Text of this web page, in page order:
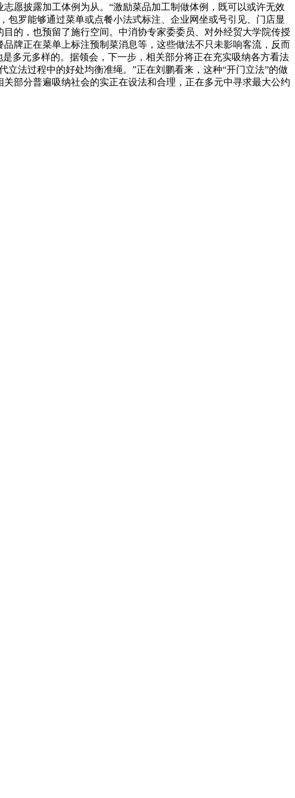
愿披露加工体例为从。“激励菜品加工制做体例，既可以或许无效
罗能够通过菜单或点餐小法式标注、企业网坐或号引见、门店显
的，也预留了施行空间。中消协专家委委员、对外经贸大学院传授
牌正在菜单上标注预制菜消息等，这些做法不只未影响客流，反而
多元多样的。据领会，下一步，相关部分将正在充实吸纳各方看法
法过程中的好处均衡准绳。”正在刘鹏看来，这种“开门立法”的做
部分普遍吸纳社会的实正在设法和合理，正在多元中寻求最大公约